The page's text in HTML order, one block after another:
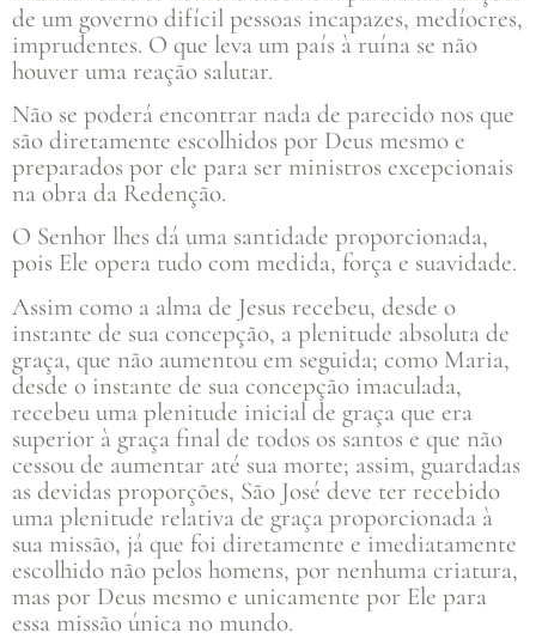
de um governo difícil pessoas incapazes, medíocres,
imprudentes. O que leva um país à ruína se não
houver uma reação salutar.
Não se poderá encontrar nada de parecido nos que
são diretamente escolhidos por Deus mesmo e
preparados por ele para ser ministros excepcionais
na obra da Redenção.
O Senhor lhes dá uma santidade proporcionada,
pois Ele opera tudo com medida, força e suavidade.
Assim como a alma de Jesus recebeu, desde o
instante de sua concepção, a plenitude absoluta de
graça, que não aumentou em seguida; como Maria,
desde o instante de sua concepção imaculada,
recebeu uma plenitude inicial de graça que era
superior à graça final de todos os santos e que não
cessou de aumentar até sua morte; assim, guardadas
as devidas proporções, São José deve ter recebido
uma plenitude relativa de graça proporcionada à
sua missão, já que foi diretamente e imediatamente
escolhido não pelos homens, por nenhuma criatura,
mas por Deus mesmo e unicamente por Ele para
essa missão única no mundo.